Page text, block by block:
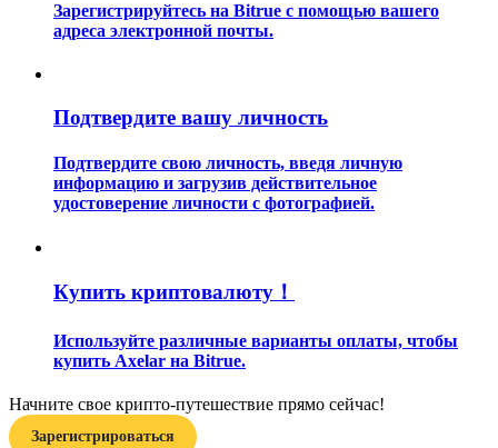
Гид
Руководство для начинающих по фьючерсам
Узнайте, как оставаться прибыльным
Зарегистрируйтесь на Bitrue с помощью вашего
адреса электронной почты.
Подтвердите вашу личность
Подтвердите свою личность, введя личную
информацию и загрузив действительное
удостоверение личности с фотографией.
Купить криптовалюту！
Используйте различные варианты оплаты, чтобы
купить Axelar на Bitrue.
Начните свое крипто-путешествие прямо сейчас!
Зарегистрироваться